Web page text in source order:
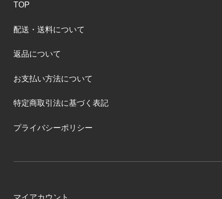
TOP
配送・送料について
返品について
お支払い方法について
特定商取引法に基づく表記
プライバシーポリシー
マイアカウント